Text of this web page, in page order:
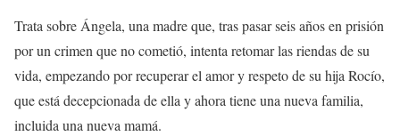
Trata sobre Ángela, una madre que, tras pasar seis años en prisión
por un crimen que no cometió, intenta retomar las riendas de su
vida, empezando por recuperar el amor y respeto de su hija Rocío,
que está decepcionada de ella y ahora tiene una nueva familia,
incluida una nueva mamá.